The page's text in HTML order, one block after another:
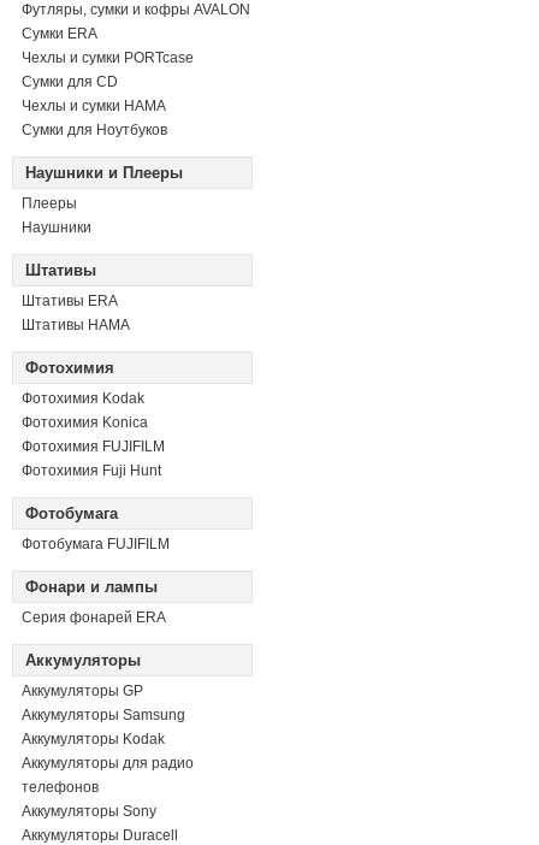
Футляры, сумки и кофры AVALON
Сумки ERA
Чехлы и сумки PORTcase
Сумки для CD
Чехлы и сумки HAMA
Сумки для Ноутбуков
Наушники и Плееры
Плееры
Наушники
Штативы
Штативы ERA
Штативы HAMA
Фотохимия
Фотохимия Kodak
Фотохимия Konica
Фотохимия FUJIFILM
Фотохимия Fuji Hunt
Фотобумага
Фотобумага FUJIFILM
Фонари и лампы
Серия фонарей ERA
Аккумуляторы
Аккумуляторы GP
Аккумуляторы Samsung
Аккумуляторы Kodak
Аккумуляторы для радио
телефонов
Аккумуляторы Sony
Аккумуляторы Duracell